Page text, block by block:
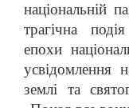
національній
трагічна
епохи
усвідомлення
землі та